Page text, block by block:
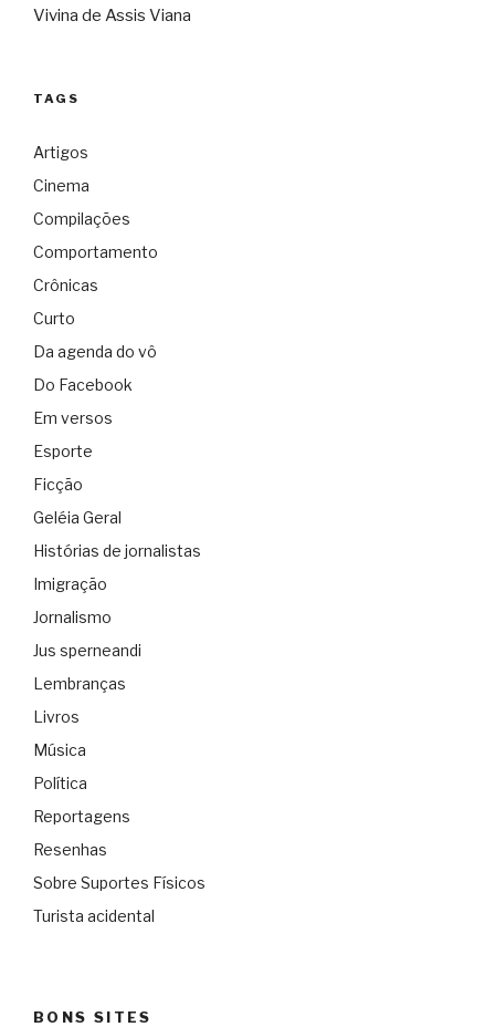
Vivina de Assis Viana
TAGS
Artigos
Cinema
Compilações
Comportamento
Crônicas
Curto
Da agenda do vô
Do Facebook
Em versos
Esporte
Ficção
Geléia Geral
Histórias de jornalistas
Imigração
Jornalismo
Jus sperneandi
Lembranças
Livros
Música
Política
Reportagens
Resenhas
Sobre Suportes Físicos
Turista acidental
BONS SITES